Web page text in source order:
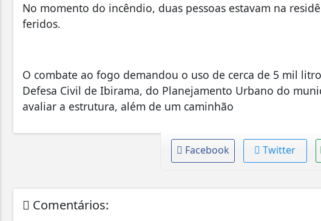
No momento do incêndio, duas pessoas estavam na
feridos.
O combate ao fogo demandou o uso de cerca de 5 mil
Defesa Civil de Ibirama, do Planejamento Urbano do
avaliar a estrutura, além de um caminhão
Facebook Twitter
Comentários: